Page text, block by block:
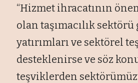
“Hizmet ihracatının
olan taşımacılık
yatırımları ve sektörel
desteklenirse ve söz
teşviklerden